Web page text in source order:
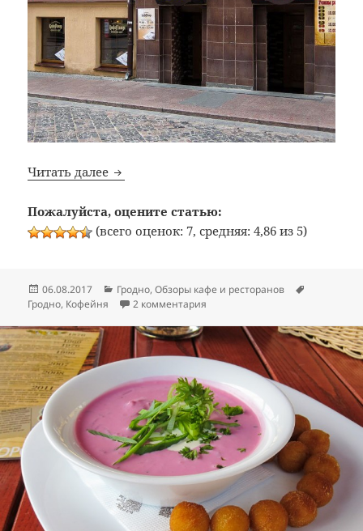
Читать далее Bon Appetit: №338: Кофейня
Пожалуйста, оцените статью:
(всего оценок: 7, средняя: 4,86 из 5)
Опубликовано
06.08.2017 Рубрики
Гродно,Обзоры кафе и ресторанов
Гродно, Кофейня 2 комментария